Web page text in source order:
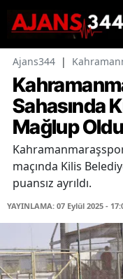
Ajans344 |
Sahasında
Mağlup Oldu
maçında Kilis
puansız ayrıldı.
YAYINLAMA: 07 Eylül 2025 -